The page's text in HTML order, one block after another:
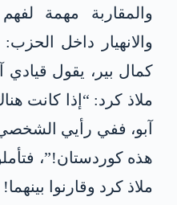
والمقاربة مهمة
كمال بير، يقول
ملاذ كرد: “إذا كانت
آبو، ففي رأيي
هذه كوردستان!”،
ملاذ كرد وقارنوا بينهما!